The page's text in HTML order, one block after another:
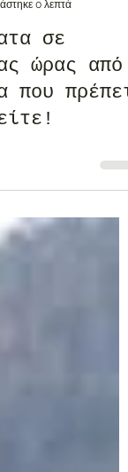
0 λεπτά
σε
ώρας από